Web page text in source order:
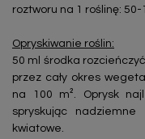
roztworu na 1 roślinę:
Opryskiwanie roślin:
50 ml środka
przez cały okres
na 100 m². Oprysk
spryskując
kwiatowe.